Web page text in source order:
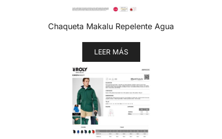
Chaqueta Makalu Repelente Agua
LEER MÁS